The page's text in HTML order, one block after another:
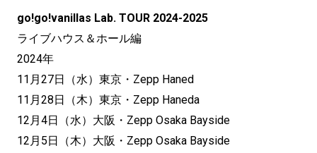
go!go!vanillas Lab. TOUR 2024-2025
ライブハウス＆ホール編
2024年
11月27日（水）東京・Zepp Haned
11月28日（木）東京・Zepp Haneda
12月4日（水）大阪・Zepp Osaka Bayside
12月5日（木）大阪・Zepp Osaka Bayside